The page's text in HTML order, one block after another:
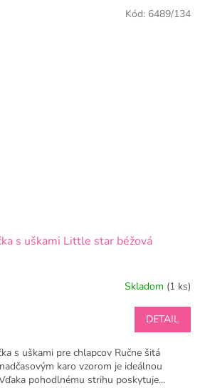
s uškami Little star béžová
Skladom (1 ks)
DETAIL
s uškami pre chlapcov Ručne šitá
karo vzorom je ideálnou
pohodlnému strihu poskytuje...
Kód: 6489/134